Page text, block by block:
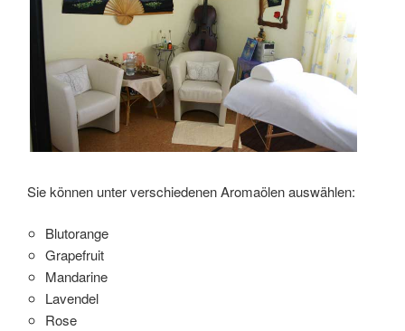
Sie können unter verschiedenen Aromaölen auswählen:
Blutorange
Grapefruit
Mandarine
Lavendel
Rose